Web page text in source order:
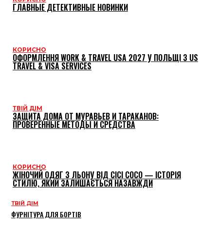
ГЛАВНЫЕ ДЕТЕКТИВНЫЕ НОВИНКИ
КОРИСНО
ОФОРМЛЕННЯ WORK & TRAVEL USA 2027 У ПОЛЬЩІ З US
TRAVEL & VISA SERVICES
ТВІЙ ДІМ
ЗАЩИТА ДОМА ОТ МУРАВЬЕВ И ТАРАКАНОВ:
ПРОВЕРЕННЫЕ МЕТОДЫ И СРЕДСТВА
КОРИСНО
ЖІНОЧИЙ ОДЯГ З ЛЬОНУ ВІД CICI COCO — ІСТОРІЯ
СТИЛЮ, ЯКИЙ ЗАЛИШАЄТЬСЯ НАЗАВЖДИ
ТВІЙ ДІМ
ФУРНІТУРА ДЛЯ БОРТІВ